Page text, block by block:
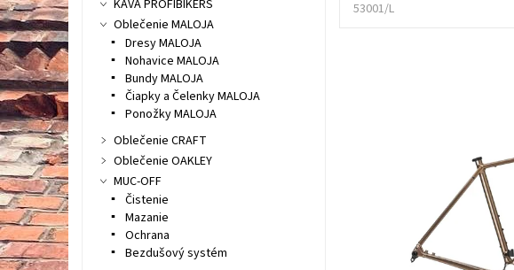
53001/L
KÁVA PROFIBIKERS
Oblečenie MALOJA
Dresy MALOJA
Nohavice MALOJA
Bundy MALOJA
Čiapky a Čelenky MALOJA
Ponožky MALOJA
Oblečenie CRAFT
Oblečenie OAKLEY
MUC-OFF
Čistenie
Mazanie
Ochrana
Bezdušový systém